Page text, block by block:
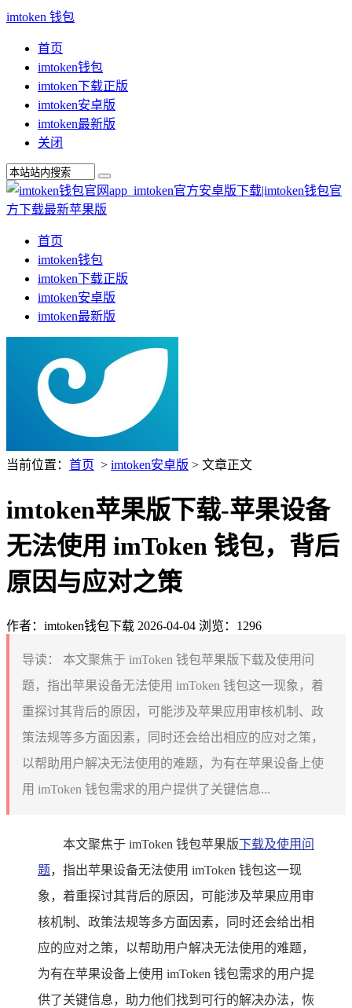
imtoken 钱包
首页
imtoken钱包
imtoken下载正版
imtoken安卓版
imtoken最新版
关闭
首页
imtoken钱包
imtoken下载正版
imtoken安卓版
imtoken最新版
当前位置： 首页 > imtoken安卓版 > 文章正文
imtoken苹果版下载-苹果设备
无法使用 imToken 钱包，背后
原因与应对之策
作者：imtoken钱包下载 2026-04-04 浏览：1296
导读：
本文聚焦于 imToken 钱包苹果版下载及使用问
题，指出苹果设备无法使用 imToken 钱包这一现象，着
重探讨其背后的原因，可能涉及苹果应用审核机制、政
策法规等多方面因素，同时还会给出相应的应对之策，
以帮助用户解决无法使用的难题，为有在苹果设备上使
用 imToken 钱包需求的用户提供了关键信息...
本文聚焦于 imToken 钱包苹果版下载及使用问
题，指出苹果设备无法使用 imToken 钱包这一现
象，着重探讨其背后的原因，可能涉及苹果应用审
核机制、政策法规等多方面因素，同时还会给出相
应的应对之策，以帮助用户解决无法使用的难题，
为有在苹果设备上使用 imToken 钱包需求的用户提
供了关键信息，助力他们找到可行的解决办法，恢